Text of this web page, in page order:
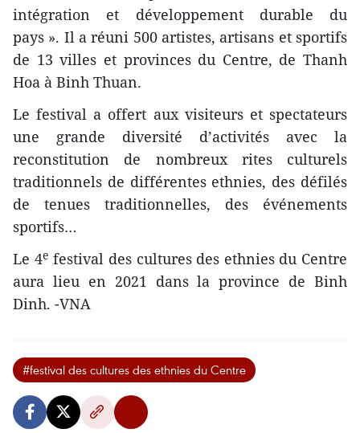
intégration et développement durable du
pays ». Il a réuni 500 artistes, artisans et sportifs
de 13 villes et provinces du Centre, de Thanh
Hoa à Binh Thuan.
Le festival a offert aux visiteurs et spectateurs
une grande diversité d’activités avec la
reconstitution de nombreux rites culturels
traditionnels de différentes ethnies, des défilés
de tenues traditionnelles, des événements
sportifs…
Le 4e festival des cultures des ethnies du Centre
aura lieu en 2021 dans la province de Binh
Dinh. -VNA
#festival des cultures des ethnies du Centre